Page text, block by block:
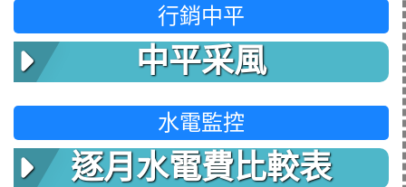
行銷中平
中平采風
水電監控
逐月水電費比較表